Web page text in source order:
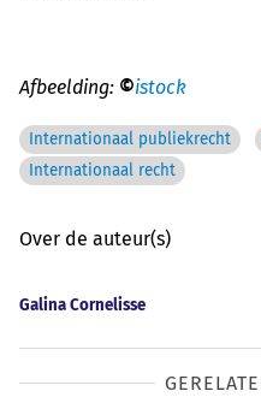
Afbeelding: ©istock
Internationaal publiekrecht
Internationaal recht
Over de auteur(s)
Galina Cornelisse